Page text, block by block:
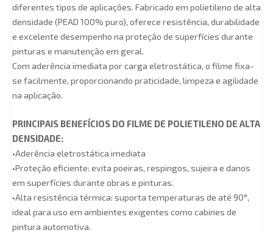
diferentes tipos de aplicações. Fabricado em polietileno de alta
densidade (PEAD 100% puro), oferece resistência, durabilidade
e excelente desempenho na proteção de superfícies durante
pinturas e manutenção em geral.
Com aderência imediata por carga eletrostática, o filme fixa-
se facilmente, proporcionando praticidade, limpeza e agilidade
na aplicação.
PRINCIPAIS BENEFÍCIOS DO FILME DE POLIETILENO DE ALTA
DENSIDADE:
•Aderência eletrostática imediata
•Proteção eficiente: evita poeiras, respingos, sujeira e danos
em superfícies durante obras e pinturas.
•Alta resistência térmica: suporta temperaturas de até 90°,
ideal para uso em ambientes exigentes como cabines de
pintura automotiva.